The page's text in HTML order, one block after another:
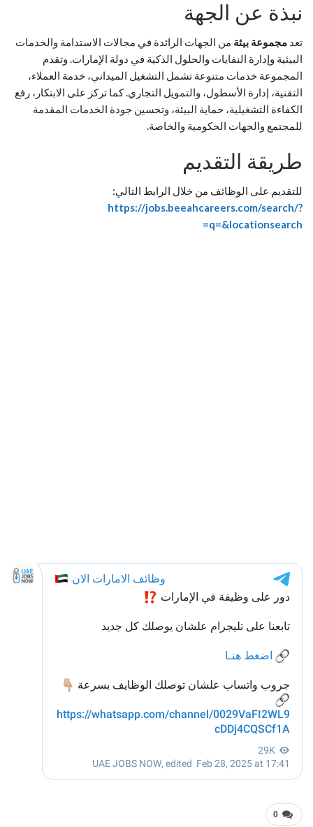
نبذة عن الجهة
تعد مجموعة بيئة من الجهات الرائدة في مجالات الاستدامة والخدمات
البيئية وإدارة النفايات والحلول الذكية في دولة الإمارات. وتقدم
المجموعة خدمات متنوعة تشمل التشغيل الميداني، خدمة العملاء،
التقنية، إدارة الأسطول، والتمويل التجاري. كما تركز على الابتكار، رفع
الكفاءة التشغيلية، حماية البيئة، وتحسين جودة الخدمات المقدمة
للمجتمع والجهات الحكومية والخاصة.
طريقة التقديم
للتقديم على الوظائف من خلال الرابط التالي:
https://jobs.beeahcareers.com/search/?
q=&locationsearch=
0